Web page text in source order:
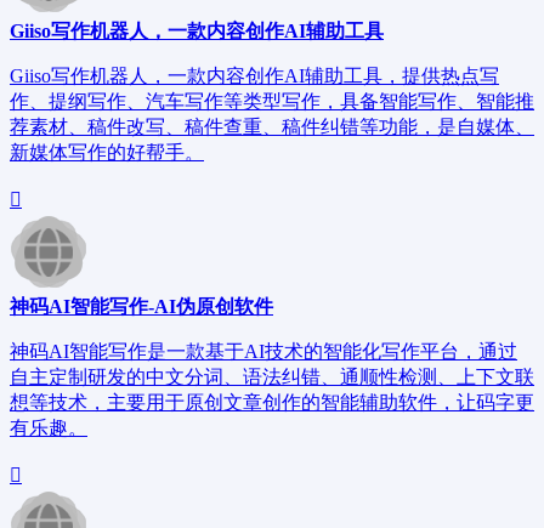
Giiso写作机器人，一款内容创作AI辅助工具
Giiso写作机器人，一款内容创作AI辅助工具，提供热点写
作、提纲写作、汽车写作等类型写作，具备智能写作、智能推
荐素材、稿件改写、稿件查重、稿件纠错等功能，是自媒体、
新媒体写作的好帮手。
神码AI智能写作-AI伪原创软件
神码AI智能写作是一款基于AI技术的智能化写作平台，通过
自主定制研发的中文分词、语法纠错、通顺性检测、上下文联
想等技术，主要用于原创文章创作的智能辅助软件，让码字更
有乐趣。